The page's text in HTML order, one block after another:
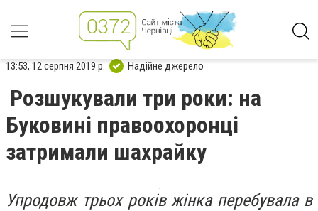
13:53, 12 серпня 2019 р. Надійне джерело
Розшукували три роки: на
Буковині правоохоронці
затримали шахрайку
Упродовж трьох років жінка перебувала в